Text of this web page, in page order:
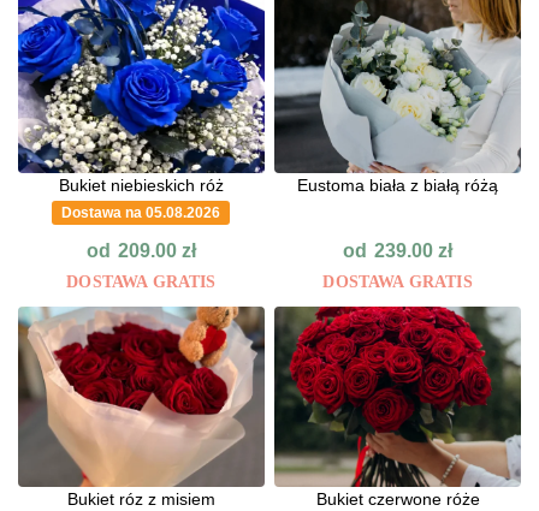
Bukiet niebieskich róż
Dostawa na 05.08.2026
od 209.00 zł
DOSTAWA GRATIS
Eustoma biała z białą różą
od 239.00zł
DOSTAWA GRATIS
Bukiet róz z misiem Bukiet czerwone róże